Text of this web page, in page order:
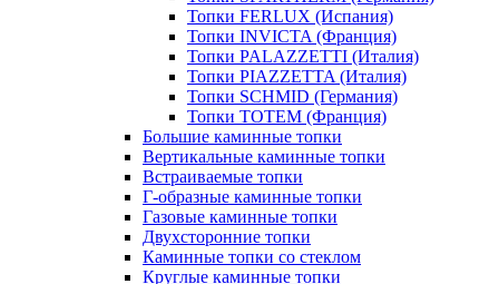
Топки FERLUX (Испания)
Топки INVICTA (Франция)
Топки PALAZZETTI (Италия)
Топки PIAZZETTA (Италия)
Топки SCHMID (Германия)
Топки TOTEM (Франция)
Большие каминные топки
Вертикальные каминные топки
Встраиваемые топки
Г-образные каминные топки
Газовые каминные топки
Двухсторонние топки
Каминные топки со стеклом
Круглые каминные топки